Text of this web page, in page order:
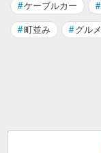
#ケーブルカー #
#町並み # グルメ